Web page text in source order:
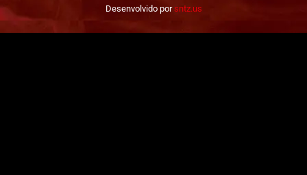
Desenvolvido porsntz.us